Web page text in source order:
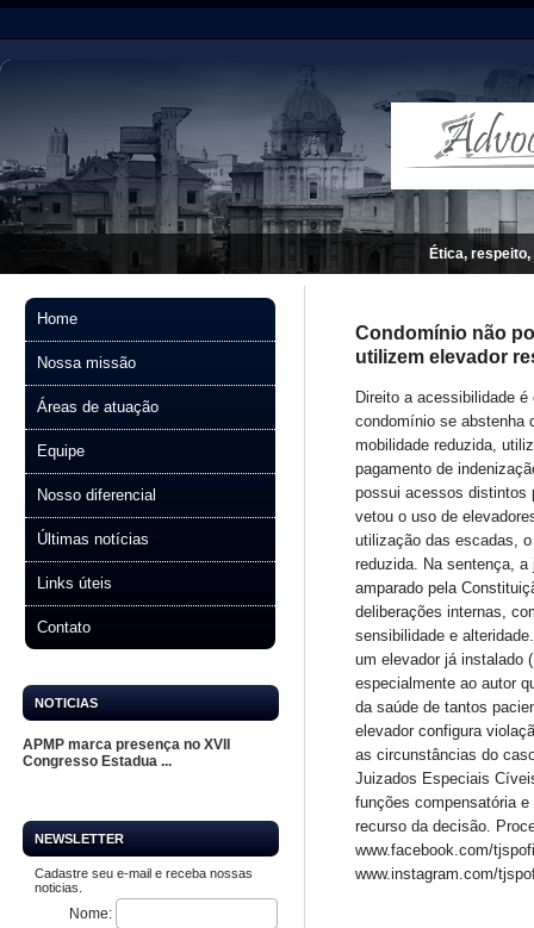
Ética,
Home
Nossa missão
Áreas de atuação
Equipe
Nosso diferencial
Últimas notícias
Links úteis
Contato
NOTICIAS
APMP marca presença no XVII
Congresso Estadua ...
NEWSLETTER
Cadastre seu e-mail e receba nossas
noticias.
Nome:
Condomínio não
utilizem elevador
Direito a acessibilidade
condomínio se abstenha
mobilidade reduzida,
pagamento de
possui acessos distintos
vetou o uso de
utilização das escadas,
reduzida. Na sentença,
amparado pela
deliberações internas,
sensibilidade e
um elevador já instalado
especialmente ao autor
da saúde de tantos
elevador configura
as circunstâncias do
Juizados Especiais
funções compensatória
recurso da decisão.
www.facebook.com/
www.instagram.com/